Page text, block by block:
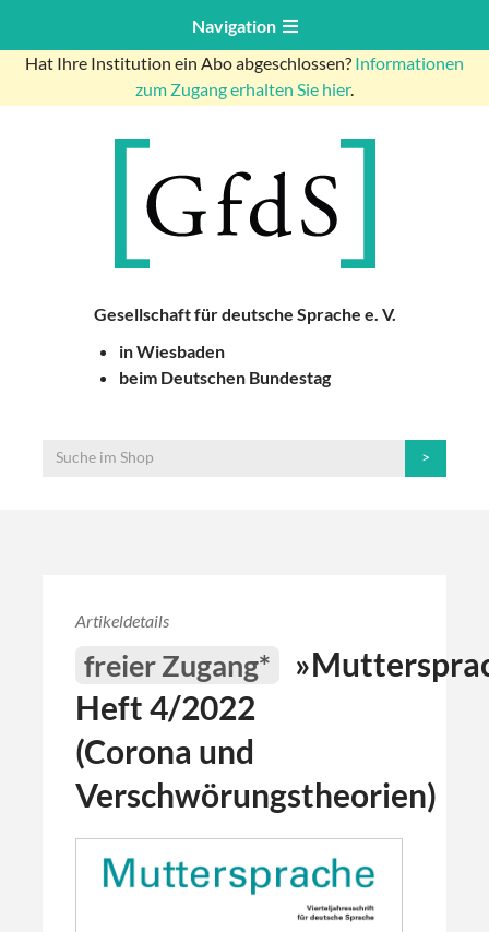
Navigation
Hat Ihre Institution ein Abo abgeschlossen? Informationen
zum Zugang erhalten Sie hier.
Gesellschaft für deutsche Sprache e. V.
in Wiesbaden
beim Deutschen Bundestag
Artikeldetails
freier Zugang*
Heft 4/2022
(Corona und
Verschwörungstheorien)